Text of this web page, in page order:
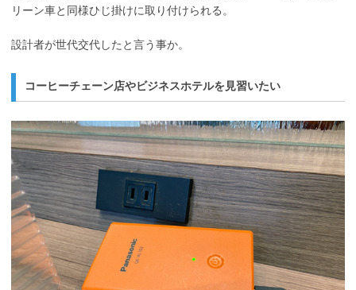
リーン車と同様ひじ掛けに取り付けられる。
設計者が世代交代したと言う事か。
コーヒーチェーン店やビジネスホテルを見習いたい